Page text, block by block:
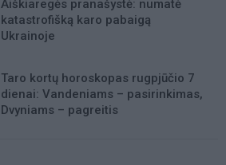
Aiškiaregės pranašystė: numatė
katastrofišką karo pabaigą
Ukrainoje
Taro kortų horoskopas rugpjūčio 7
dienai: Vandeniams – pasirinkimas,
Dvyniams – pagreitis